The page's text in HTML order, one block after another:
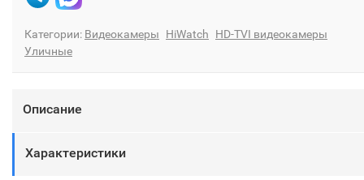
Категории: Видеокамеры HiWatch
HD-TVI видеокамеры
Уличные
Описание
Характеристики